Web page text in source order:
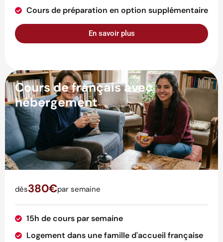
Cours de préparation en option supplémentaire
En savoir plus
Cours de français avec
hébergement
dès380€par semaine
15h de cours par semaine
Logement dans une famille d'accueil française